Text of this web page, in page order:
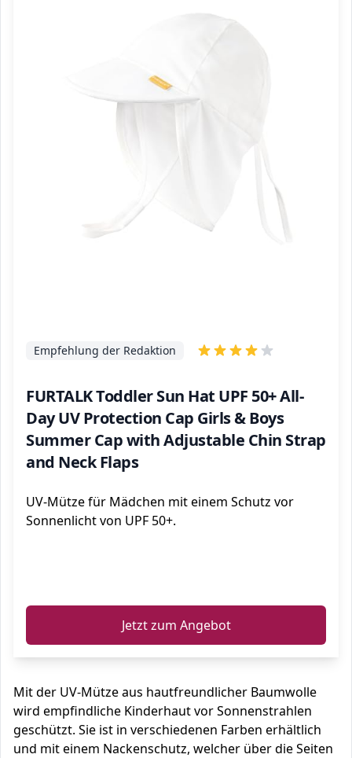
FURTALK Toddler Sun Hat UPF 50+ All-
Day UV Protection Cap Girls & Boys
Summer Cap with Adjustable Chin Strap
and Neck Flaps
Empfehlung der Redaktion
UV-Mütze für Mädchen mit einem Schutz vor
Sonnenlicht von UPF 50+.
Jetzt zum Angebot
Mit der UV-Mütze aus hautfreundlicher Baumwolle
wird empfindliche Kinderhaut vor Sonnenstrahlen
geschützt. Sie ist in verschiedenen Farben erhältlich
und mit einem Nackenschutz, welcher über die Seiten